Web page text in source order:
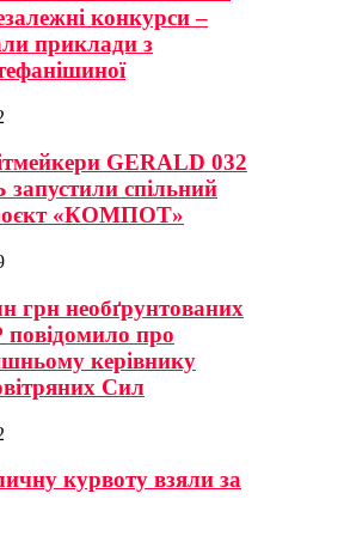
конкурси –
приклади з
GERALD 032
спільний
«КОМПОТ»
грн необґрунтованих
повідомило про
керівнику
Сил
курвоту взяли за